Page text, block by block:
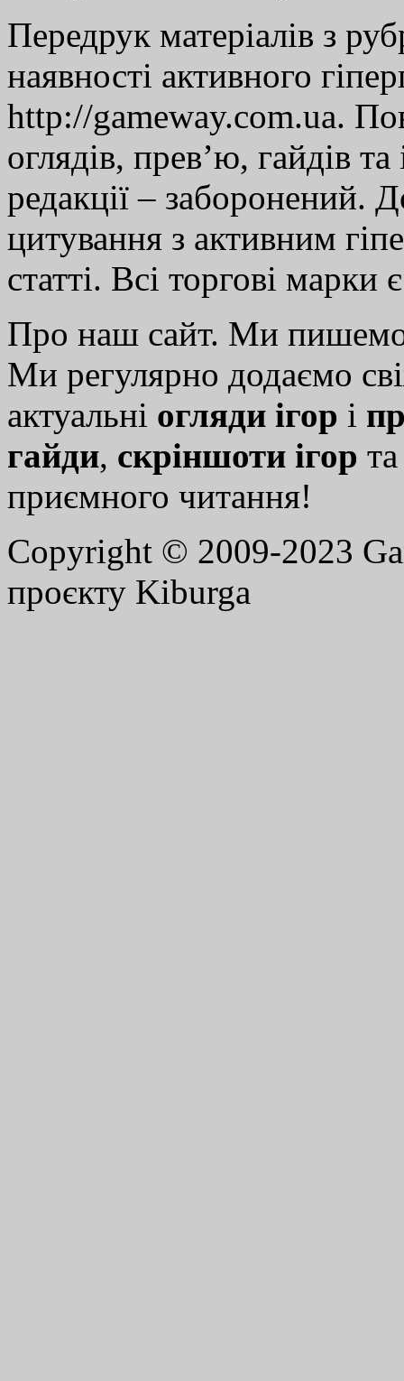
Передрук матеріалів з
наявності активного
http://gameway.com.ua.
оглядів, прев’ю, гайдів
редакції – заборонений.
цитування з активним
статті. Всі торгові марки
Про наш сайт. Ми
Ми регулярно додаємо
актуальні огляди ігор і
гайди, скріншоти ігор
приємного читання!
Copyright © 2009-2023
проєкту Kiburga